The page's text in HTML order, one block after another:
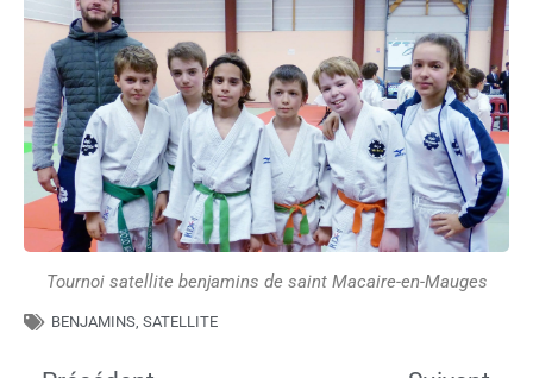
Tournoi satellite benjamins de saint Macaire-en-Mauges
BENJAMINS SATELLITE